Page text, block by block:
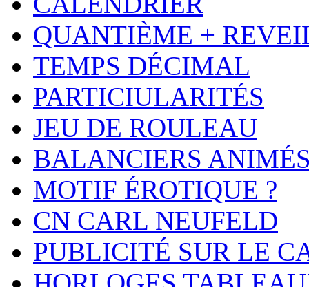
QUANTIÈME +
TEMPS DÉCIMAL
PARTICIULARITÉS
JEU DE ROULEAU
BALANCIERS
MOTIF ÉROTIQUE ?
CN CARL NEUFELD
PUBLICITÉ SUR LE